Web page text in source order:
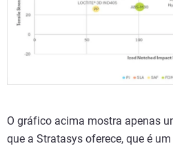
O gráfico acima mostra apenas
que a Stratasys oferece, que é